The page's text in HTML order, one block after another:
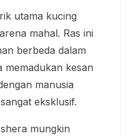
utama kucing
mahal. Ras ini
berbeda dalam
memadukan kesan
manusia
eksklusif.
mungkin